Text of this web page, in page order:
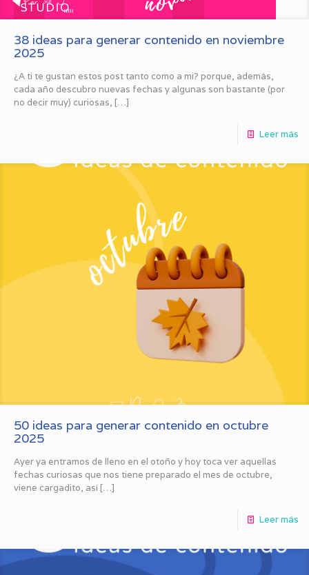
38 ideas para generar contenido en noviembre
2025
¿A ti te gustan estos post tanto como a mi? porque, además,
cada año descubro nuevas fechas y algunas son bastante (por
no decir muy) curiosas, […]
Leer más
50 ideas para generar contenido en octubre
2025
Ayer ya entramos de lleno en el otoño y hoy toca ver aquellas
fechas curiosas que nos tiene preparado el mes de octubre,
viene cargadito, así […]
Leer más